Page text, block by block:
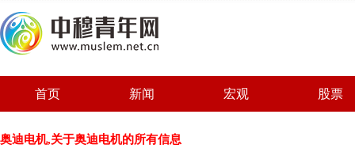
首页 新闻 宏观 股票
奥迪电机,关于奥迪电机的所有信息